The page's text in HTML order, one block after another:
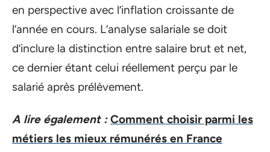
en perspective avec l’inflation croissante de
l’année en cours. L’analyse salariale se doit
d’inclure la distinction entre salaire brut et net,
ce dernier étant celui réellement perçu par le
salarié après prélèvement.
A lire également : Comment choisir parmi les
métiers les mieux rémunérés en France